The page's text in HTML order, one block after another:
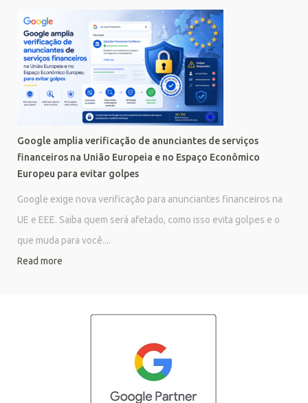
Google amplia verificação de anunciantes de serviços
financeiros na União Europeia e no Espaço Econômico
Europeu para evitar golpes
Google exige nova verificação para anunciantes financeiros na
UE e EEE. Saiba quem será afetado, como isso evita golpes e o
que muda para você....
Read more